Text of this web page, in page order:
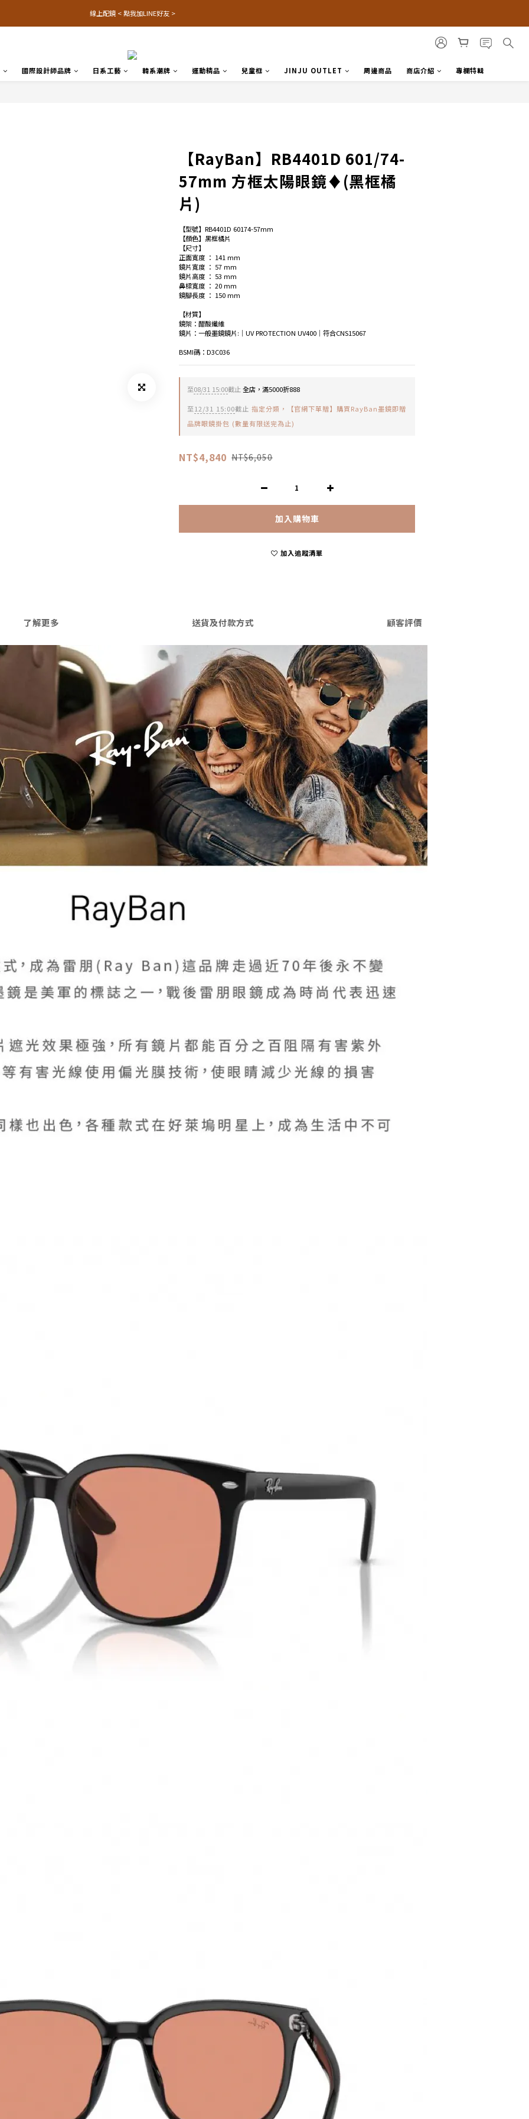
線上配鏡 < 點我加LINE好友 >
國際設計師品牌 日系工藝 韓系潮牌 運動精品 兒童框 JINJU OUTLET 周邊商品 商店介紹 專欄特輯
【RayBan】RB4401D 601/74-
57mm 方框太陽眼鏡♦(黑框橘
片)
【型號】RB4401D 60174-57mm
【顏色】黑框橘片
【尺寸】
正面寬度 ： 141 mm
鏡片寬度 ： 57 mm
鏡片高度 ： 53 mm
鼻樑寬度 ： 20 mm
鏡腳長度 ： 150 mm
【材質】
鏡架：醋酸纖維
鏡片：一般墨鏡鏡片:│UV PROTECTION UV400│符合CNS15067
BSMI碼：D3C036
至08/31 15:00截止全店，滿5000折888
至12/31 15:00截止 指定分類，【官網下單贈】購買RayBan墨鏡即贈
品牌眼鏡掛包 (數量有限送完為止)
NT$4,840 NT$6,050
加入購物車
加入追蹤清單
了解更多 送貨及付款方式 顧客評價